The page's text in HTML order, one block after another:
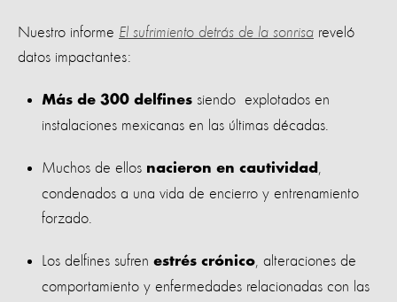
Nuestro informe El sufrimiento detrás de la sonrisa reveló
datos impactantes:
Más de 300 delfines siendo explotados en
instalaciones mexicanas en las últimas décadas.
Muchos de ellos nacieron en cautividad
condenados a una vida de encierro y entrenamiento
forzado.
Los delfines sufren estrés crónico , alteraciones de
comportamiento y enfermedades relacionadas con las